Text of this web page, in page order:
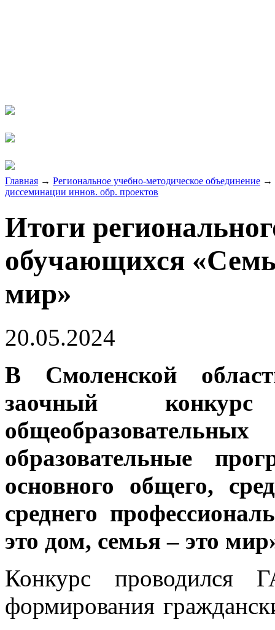
Главная → Региональное учебно-методическое объединение →
диссеминации иннов. обр. проектов
Итоги
обучающихся
мир»
20.05.2024
В Смоленской
заочный
образовательные
основного общего,
среднего
это дом, семья – это
Конкурс
формирования